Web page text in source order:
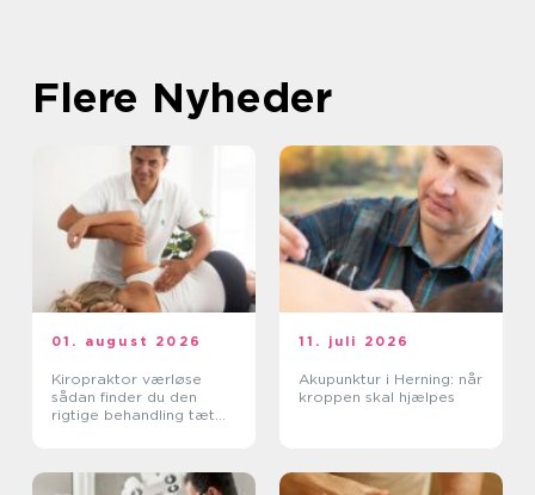
Flere Nyheder
01. august 2026
Kiropraktor værløse
sådan finder du den
rigtige behandling tæt
11. juli 2026
Akupunktur i Herning: når
kroppen skal hjælpes